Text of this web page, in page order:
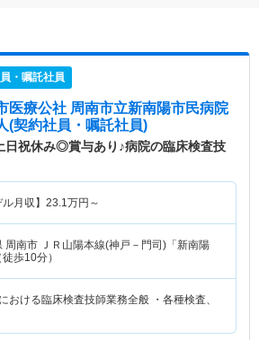
・嘱託社員
医療公社 周南市立新南陽市民病院
(契約社員・嘱託社員)
日祝休み◎賞与あり♪病院の臨床検査技
ル月収】 23.1万円～
周南市 ＪＲ山陽本線(神戸－門司)「新南陽
歩10分）
おける臨床検査技師業務全般 ・各種検査、